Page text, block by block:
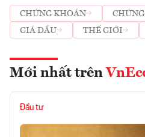
CHỨNG KHOÁN
GIÁ DẦU
THẾ GIỚI
Mới nhất trên
Đầu tư